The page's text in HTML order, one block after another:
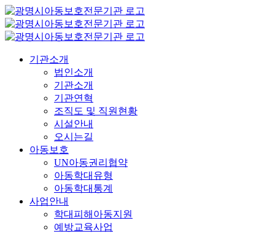
콘
텐
츠
기관소개
법인소개
기관소개
기관연혁
조직도 및 직원현황
시설안내
오시는길
아동보호
UN아동권리협약
아동학대유형
아동학대통계
사업안내
학대피해아동지원
예방교육사업